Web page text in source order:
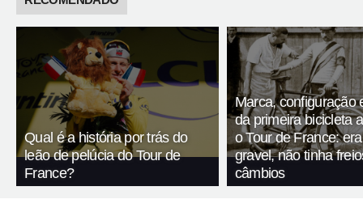
Qual é a história por trás do
leão de pelúcia do Tour de
France?
Marca, configuração
da primeira bicicleta
o Tour de France:
gravel, não tinha
câmbios